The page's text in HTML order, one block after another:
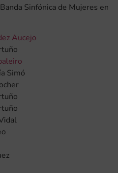
Sinfónica de Mujeres en
Aucejo
Simó